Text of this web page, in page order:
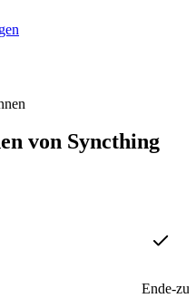
von Syncthing
Ende-